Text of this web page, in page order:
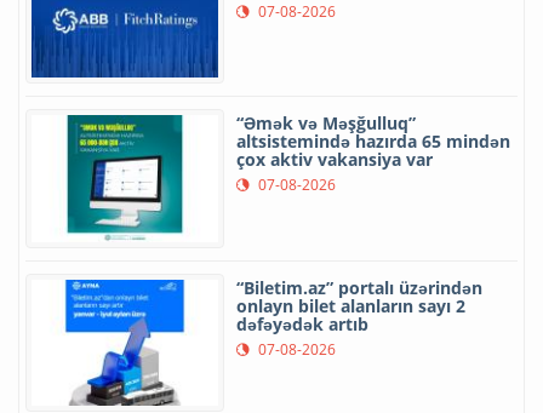
07-08-2026
“Əmək və Məşğulluq”
altsistemində hazırda 65 mindən
çox aktiv vakansiya var
07-08-2026
“Biletim.az” portalı üzərindən
onlayn bilet alanların sayı 2
dəfəyədək artıb
07-08-2026